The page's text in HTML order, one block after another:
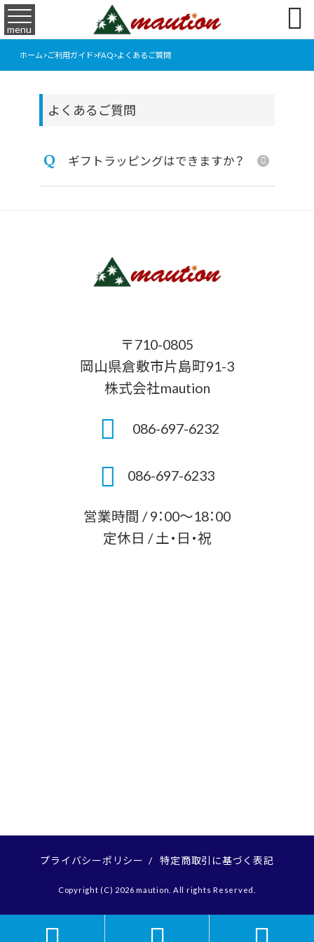
menu 
ホーム>ご利用ガイド>FAQ>よくあるご質問
よくあるご質問
Q ギフトラッピングはできますか？
〒710-0805
岡山県倉敷市片島町91-3
株式会社maution
086-697-6232
086-697-6233
営業時間 / 9：00～18：00
定休日 / 土・日・祝
プライバシーポリシー / 特定商取引に基づく表記
Copyright (C) 2026 maution. All rights Reserved.